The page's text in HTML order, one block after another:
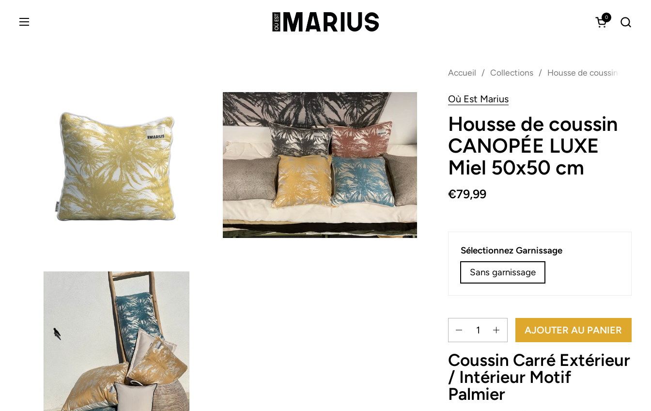
Ouvrir le
0
Ouvrir le menu
Accueil / Collections / Housse de coussin
Où Est Marius
Housse de coussin
CANOPÉE LUXE
Miel 50x50 cm
€79,99
Sélectionnez Garnissage
Sans garnissage
Quantité AJOUTER AU PANIER
Coussin Carré Extérieur
/ Intérieur Motif
Palmier